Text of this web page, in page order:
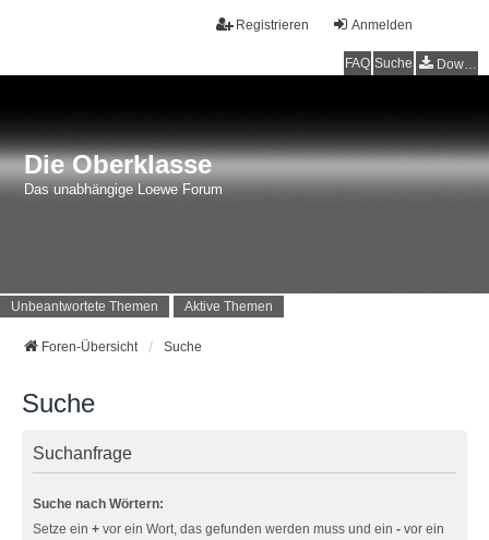
Anmelden
Registrieren
FAQ Suche Downloads
Die Oberklasse
Das unabhängige Loewe Forum
Unbeantwortete Themen Aktive Themen
Foren-Übersicht Suche
Suche
Suchanfrage
Suche nach Wörtern:
Setze ein + vor ein Wort, das gefunden werden muss und ein - vor ein